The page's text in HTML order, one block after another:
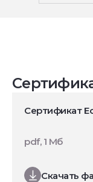
Сертификат
Скачать
pdf, 1 Мб